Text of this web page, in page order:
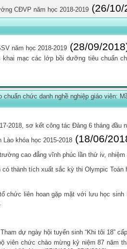
CĐVP năm học 2018-2019 (26/10/
năm học 2018-2019 (28/09/
mạc các lớp bồi dưỡng tiêu chuẩn
chức danh nghề nghiệp giáo viên:
2018, sơ kết công tác Đảng 6 tháng đầu
khóa học 2015-2018 (18/06/
cao đẳng vĩnh phúc lần thứ iv, nhiệm
thành tích xuất sắc kỳ thi Olympic Toán
chức liên hoan gặp mặt với lưu học
dự ngày hội tuyển sinh “Khi tôi 18”
viên chức chào mừng kỷ niệm 87 năm